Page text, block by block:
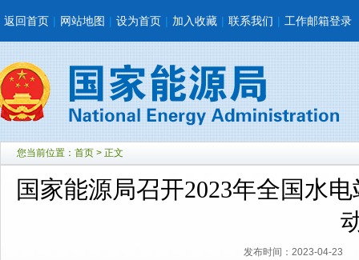
返回首页 | 网站地图 | 设为首页 | 加入收藏 | 联系我们 | 工作邮箱登录
您当前位置： 首页 > 正文
国家能源局召开2023年全国水
发布时间：2023-04-23